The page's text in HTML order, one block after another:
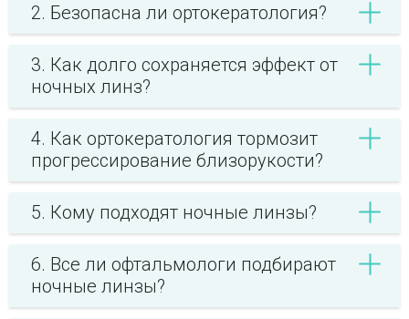
2. Безопасна ли ортокератология?
3. Как долго сохраняется эффект от
ночных линз?
4. Как ортокератология тормозит
прогрессирование близорукости?
5. Кому подходят ночные линзы?
6. Все ли офтальмологи подбирают
ночные линзы?